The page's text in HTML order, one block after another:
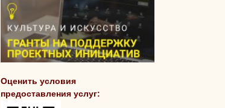
Оценить условия
предоставления услуг: